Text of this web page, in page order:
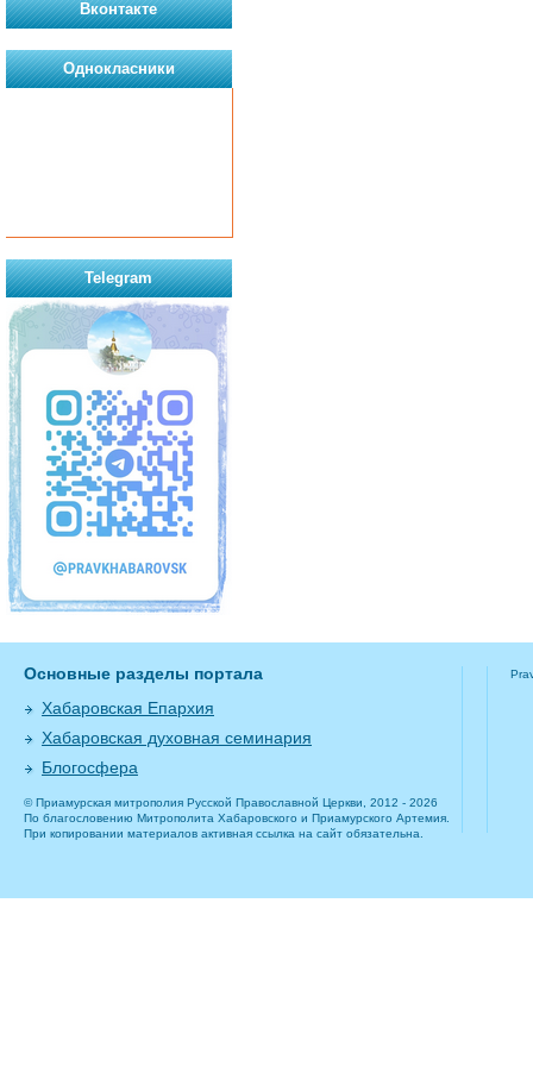
Вконтакте
Однокласники
Telegram
Основные разделы портала
Хабаровская Епархия
Хабаровская духовная семинария
Блогосфера
© Приамурская митрополия Русской Православной Церкви, 2012 - 2026
По благословению Митрополита Хабаровского и Приамурского Артемия.
При копировании материалов активная ссылка на сайт обязательна.